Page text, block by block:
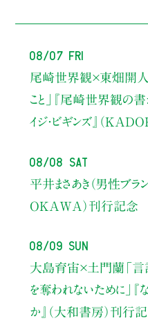
08/07 Fri
尾崎世界観×東畑開人
こと」
『尾崎世界観の書
イジ・ビギンズ』（
08/08 Sat
平井まさあき（男性ブラン
OKAWA）刊行記念
08/09 Sun
大島育宙×土門蘭 「
を奪われないために」
か』（大和書房）刊行